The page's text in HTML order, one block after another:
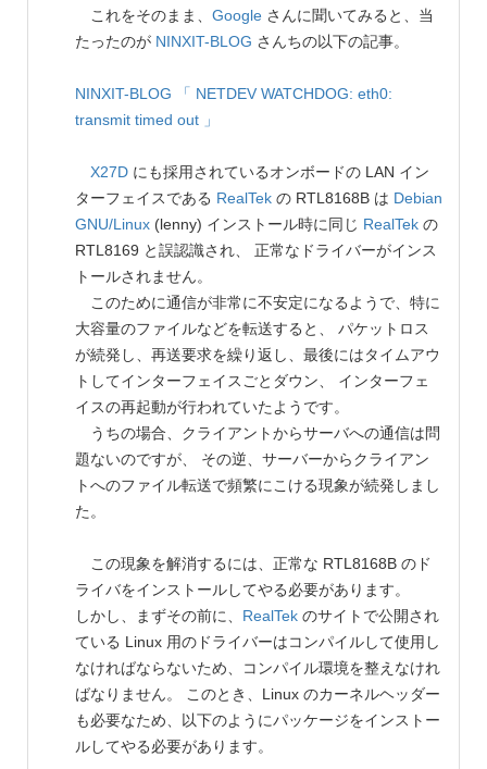
これをそのまま、 Google さんに聞いてみると、当
たったのが NINXIT-BLOG さんちの以下の記事。
NINXIT-BLOG
「 NETDEV WATCHDOG: eth0:
transmit timed out 」
X27D にも採用されているオンボードの LAN イン
ターフェイスである RealTek の RTL8168B は Debian
GNU/Linux (lenny) インストール時に同じ RealTek の
RTL8169 と誤認識され、 正常なドライバーがインス
トールされません。
このために通信が非常に不安定になるようで、特に
大容量のファイルなどを転送すると、 パケットロス
が続発し、再送要求を繰り返し、最後にはタイムアウ
トしてインターフェイスごとダウン、 インターフェ
イスの再起動が行われていたようです。
うちの場合、クライアントからサーバへの通信は問
題ないのですが、 その逆、サーバーからクライアン
トへのファイル転送で頻繁にこける現象が続発しまし
た。
この現象を解消するには、正常な RTL8168B のド
ライバをインストールしてやる必要があります。
しかし、まずその前に、 RealTek のサイトで公開され
ている Linux 用のドライバーはコンパイルして使用し
なければならないため、コンパイル環境を整えなけれ
ばなりません。 このとき、Linux のカーネルヘッダー
も必要なため、以下のようにパッケージをインストー
ルしてやる必要があります。